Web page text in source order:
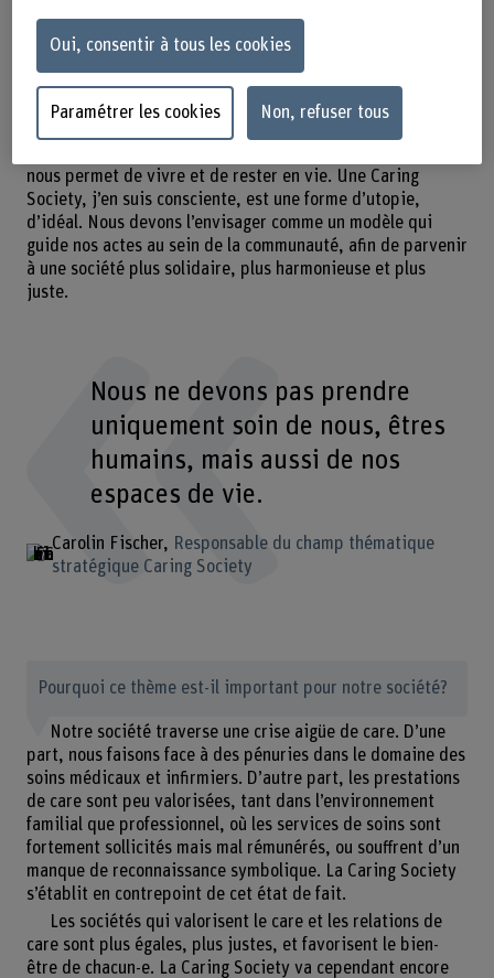
prestations peuvent être fournies de manière informelle,
par exemple au sein de la famille ou du voisinage, mais
biais de soins ou de conseil social.
nous permet de vivre et de rester en vie. Une Caring
Society, j’en suis consciente, est une forme d’utopie,
d’idéal. Nous devons l’envisager comme un modèle qui
guide nos actes au sein de la communauté, afin de parvenir
à une société plus solidaire, plus harmonieuse et plus
juste.
Nous ne devons pas prendre
uniquement soin de nous, êtres
humains, mais aussi de nos
espaces de vie.
Carolin Fischer
Responsable du champ thématique
stratégique Caring Society
Pourquoi ce thème est-il important pour notre société?
Notre société traverse une crise aigüe de care. D’une
part, nous faisons face à des pénuries dans le domaine des
soins médicaux et infirmiers. D’autre part, les prestations
de care sont peu valorisées, tant dans l’environnement
familial que professionnel, où les services de soins sont
fortement sollicités mais mal rémunérés, ou souffrent d’un
manque de reconnaissance symbolique. La Caring Society
s’établit en contrepoint de cet état de fait.
Les sociétés qui valorisent le care et les relations de
care sont plus égales, plus justes, et favorisent le bien-
être de chacun-e. La Caring Society va cependant encore
Oui, consentir à tous les cookies
Paramétrer les cookies Non, refuser tous